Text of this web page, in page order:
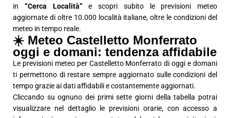
in “Cerca Località” e scopri subito le previsioni meteo
aggiornate di oltre 10.000 località italiane, oltre le condizioni del
meteo in tempo reale.
☀️ Meteo Castelletto Monferrato
oggi e domani: tendenza affidabile
Le previsioni meteo per Castelletto Monferrato di oggi e domani
ti permettono di restare sempre aggiornato sulle condizioni del
tempo grazie ai dati affidabili e costantemente aggiornati.
Cliccando su ognuno dei primi sette giorni della tabella potrai
visualizzare nel dettaglio le previsioni orarie, con accesso a